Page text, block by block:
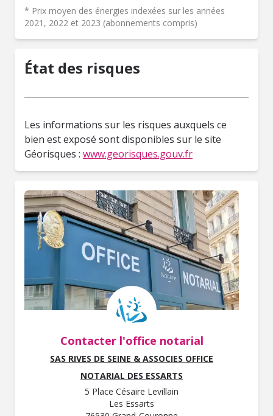
* Prix moyen des énergies indexées sur les années
2021, 2022 et 2023 (abonnements compris)
État des risques
Les informations sur les risques auxquels ce
bien est exposé sont disponibles sur le site
Géorisques : www.georisques.gouv.fr
Contacter l'office notarial
SAS RIVES DE SEINE & ASSOCIES OFFICE
NOTARIAL DES ESSARTS
5 Place Césaire Levillain
Les Essarts